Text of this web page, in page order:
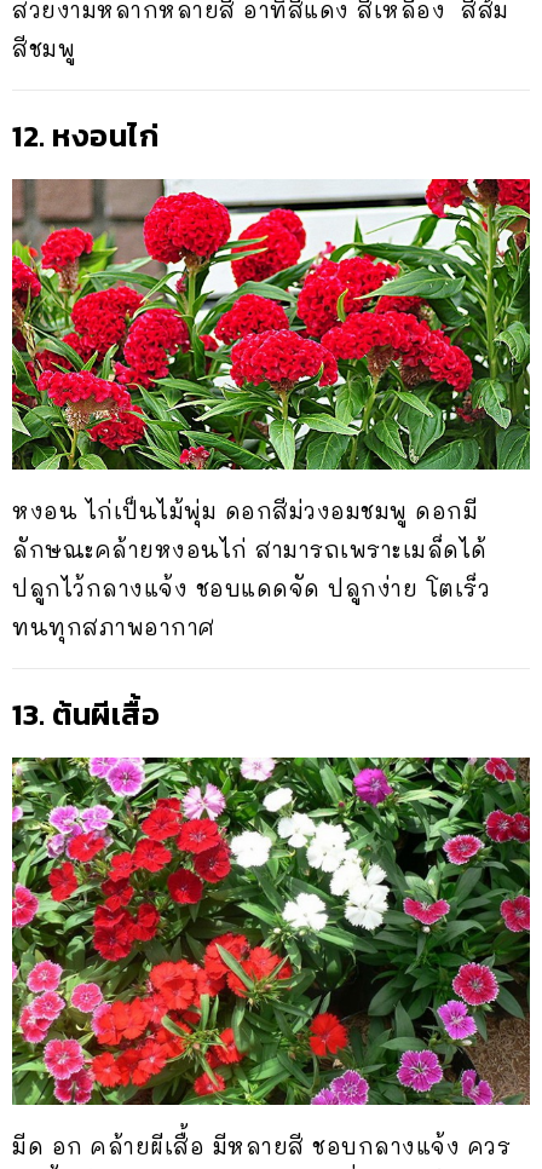
สวยงามหลากหลายสี อาทิสีแดง สีเหลือง สีส้ม
สีชมพู
12. หงอนไก่
หงอน ไก่เป็นไม้พุ่ม ดอกสีม่วงอมชมพู ดอกมี
ลักษณะคล้ายหงอนไก่ สามารถเพราะเมล็ดได้
ปลูกไว้กลางแจ้ง ชอบแดดจัด ปลูกง่าย โตเร็ว
ทนทุกสภาพอากาศ
13. ต้นผีเสื้อ
มีด อก คล้ายผีเสื้อ มีหลายสี ชอบกลางแจ้ง ควร